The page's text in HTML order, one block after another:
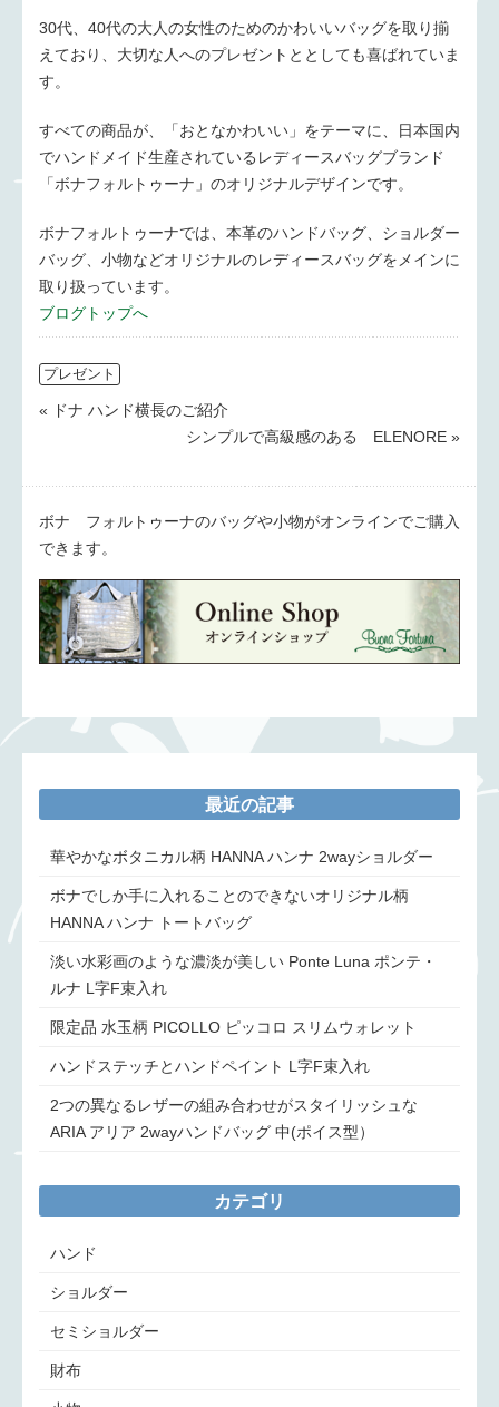
30代、40代の大人の女性のためのかわいいバッグを取り揃
えており、大切な人へのプレゼントととしても喜ばれていま
す。
すべての商品が、「おとなかわいい」をテーマに、日本国内
でハンドメイド生産されているレディースバッグブランド
「ボナフォルトゥーナ」のオリジナルデザインです。
ボナフォルトゥーナでは、本革のハンドバッグ、ショルダー
バッグ、小物などオリジナルのレディースバッグをメインに
取り扱っています。
ブログトップへ
プレゼント
« ドナ ハンド横長のご紹介
シンプルで高級感のある ELENORE »
ボナ フォルトゥーナのバッグや小物がオンラインでご購入
できます。
最近の記事
華やかなボタニカル柄 HANNA ハンナ 2wayショルダー
ボナでしか手に入れることのできないオリジナル柄
HANNA ハンナ トートバッグ
淡い水彩画のような濃淡が美しい Ponte Luna ポンテ・
ルナ L字F束入れ
限定品 水玉柄 PICOLLO ピッコロ スリムウォレット
ハンドステッチとハンドペイント L字F束入れ
2つの異なるレザーの組み合わせがスタイリッシュな
ARIA アリア 2wayハンドバッグ 中(ポイス型）
カテゴリ
ハンド
ショルダー
セミショルダー
財布